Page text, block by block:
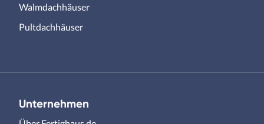
Walmdachhäuser
Pultdachhäuser
Unternehmen